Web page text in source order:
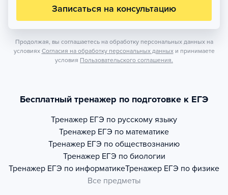
Записаться на консультацию
Продолжая, вы соглашаетесь на обработку персональных данных на
условиях Согласия на обработку персональных данных и принимаете
условия Пользовательского соглашения.
Бесплатный тренажер по подготовке к ЕГЭ
Тренажер ЕГЭ по русскому языку
Тренажер ЕГЭ по математике
Тренажер ЕГЭ по обществознанию
Тренажер ЕГЭ по биологии
Тренажер ЕГЭ по информатикеТренажер ЕГЭ по физике
Все предметы